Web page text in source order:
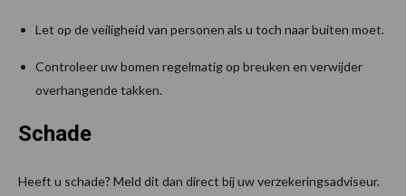
Let op de veiligheid van personen als u toch naar buiten moet.
Controleer uw bomen regelmatig op breuken en verwijder
overhangende takken.
Schade
Heeft u schade? Meld dit dan direct bij uw verzekeringsadviseur.